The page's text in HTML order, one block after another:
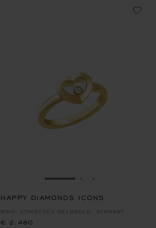
ZUR FOLIE GEHEN 1
HAPPY DIAMONDS ICONS
RING, ETHISCHES GELBGOLD, DIAMANT
€ 2,480
€ 2,480